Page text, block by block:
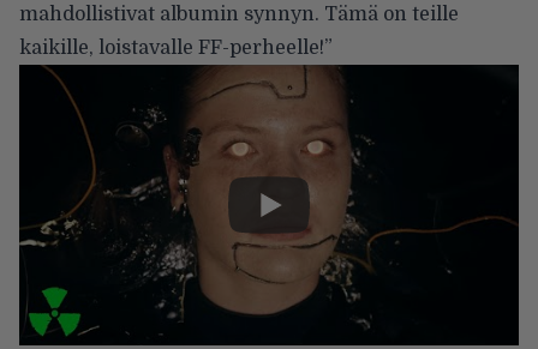
mahdollistivat albumin synnyn. Tämä on teille
kaikille, loistavalle FF-perheelle!”